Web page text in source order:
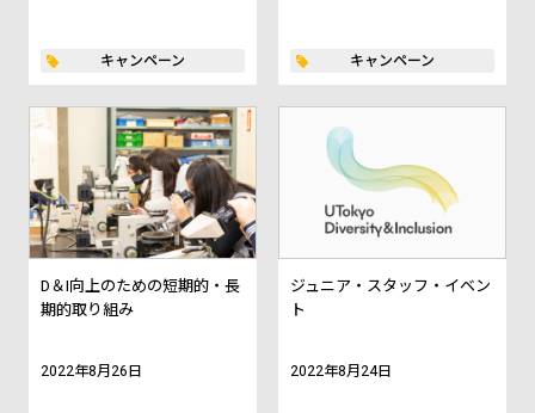
キャンペーン キャンペーン
D＆I向上のための短期的・長
期的取り組み
2022年8月26日
ジュニア・スタッフ・イベン
ト
2022年8月24日